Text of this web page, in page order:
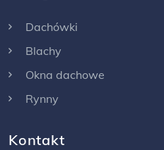
Dachówki
Blachy
Okna dachowe
Rynny
Kontakt